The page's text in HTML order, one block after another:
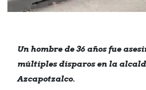
Un hombre de 36 años fue
múltiples disparos en la
Azcapotzalco.